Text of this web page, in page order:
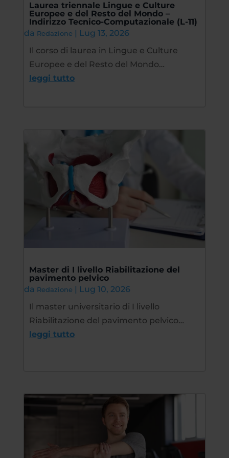
Laurea triennale Lingue e Culture
Europee e del Resto del Mondo –
Indirizzo Tecnico-Computazionale (L-11)
da Redazione
Lug 13, 2026
Il corso di laurea in Lingue e Culture
Europee e del Resto del Mondo…
leggi tutto
Master di I livello Riabilitazione del
pavimento pelvico
da Redazione | Lug 10, 2026
Il master universitario di I livello
Riabilitazione del pavimento pelvico…
leggi tutto